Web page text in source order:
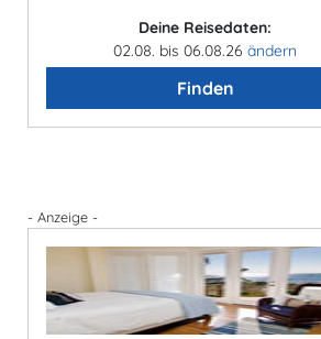
Deine Reisedaten:
02.08. bis 06.08.26ändern
Finden
- Anzeige -